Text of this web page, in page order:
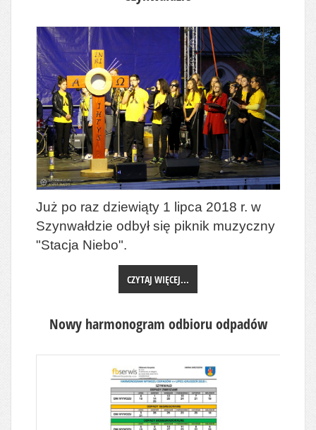
Już po raz dziewiąty 1 lipca 2018 r. w
Szynwałdzie odbył się piknik muzyczny
"Stacja Niebo".
CZYTAJ WIĘCEJ...
Nowy harmonogram odbioru odpadów